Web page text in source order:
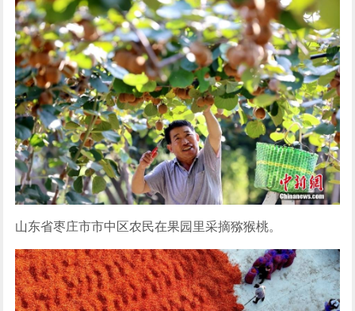
山东省枣庄市市中区农民在果园里采摘猕猴桃。